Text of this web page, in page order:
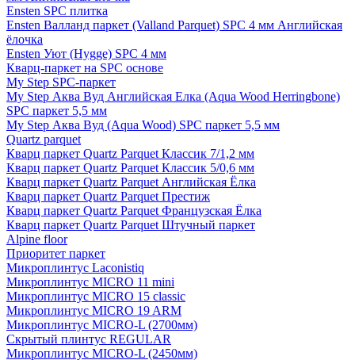
Ensten SPC плитка
Ensten Валланд паркет (Valland Parquet) SPC 4 мм Английская
ёлочка
Ensten Уют (Hygge) SPC 4 мм
Кварц-паркет на SPC основе
My Step SPC-паркет
My Step Аква Вуд Английская Елка (Aqua Wood Herringbone)
SPC паркет 5,5 мм
My Step Аква Вуд (Aqua Wood) SPC паркет 5,5 мм
Quartz parquet
Кварц паркет Quartz Parquet Классик 7/1,2 мм
Кварц паркет Quartz Parquet Классик 5/0,6 мм
Кварц паркет Quartz Parquet Английская Ёлка
Кварц паркет Quartz Parquet Престиж
Кварц паркет Quartz Parquet Французская Ёлка
Кварц паркет Quartz Parquet Штучный паркет
Alpine floor
Приоритет паркет
Микроплинтус Laconistiq
Микроплинтус MICRO 11 mini
Микроплинтус MICRO 15 classic
Микроплинтус MICRO 19 ARM
Микроплинтус MICRO-L (2700мм)
Скрытый плинтус REGULAR
Микроплинтус MICRO-L (2450мм)